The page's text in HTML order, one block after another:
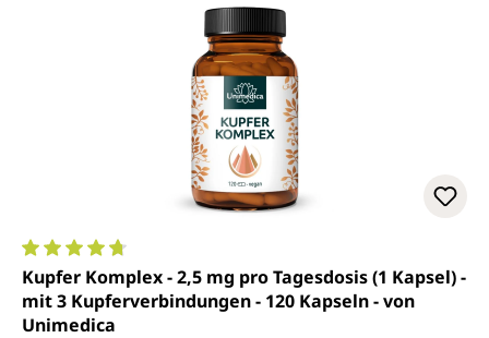
Durchschnittliche Bewertung von 4.7 von 5 Sternen
Kupfer Komplex - 2,5 mg pro Tagesdosis (1 Kapsel) -
mit 3 Kupferverbindungen - 120 Kapseln - von
Unimedica